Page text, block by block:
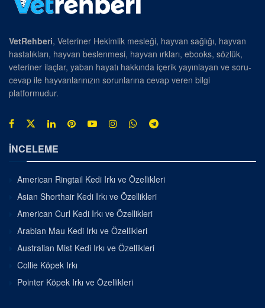
VetRehberi, Veteriner Hekimlik mesleği, hayvan sağlığı, hayvan
hastalıkları, hayvan beslenmesi, hayvan ırkları, ebooks, sözlük,
veteriner ilaçlar, yaban hayatı hakkında içerik yayınlayan ve soru-
cevap ile hayvanlarınızın sorunlarına cevap veren bilgi
platformudur.
İNCELEME
American Ringtail Kedi Irkı ve Özellikleri
Asian Shorthair Kedi Irkı ve Özellikleri
American Curl Kedi Irkı ve Özellikleri
Arabian Mau Kedi Irkı ve Özellikleri
Australian Mist Kedi Irkı ve Özellikleri
Collie Köpek Irkı
Pointer Köpek Irkı ve Özellikleri